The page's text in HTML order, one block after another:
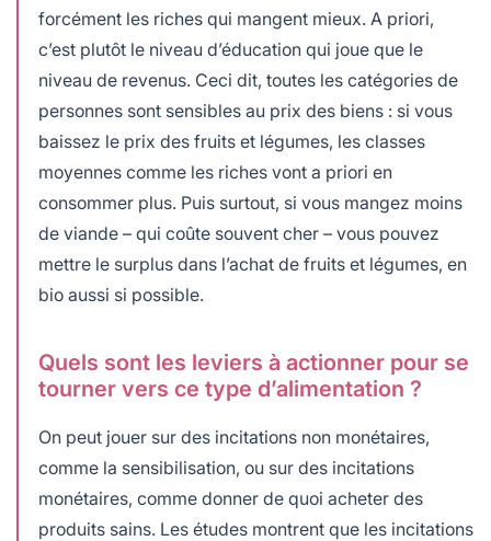
forcément les riches qui mangent mieux. A priori,
c’est plutôt le niveau d’éducation qui joue que le
niveau de revenus. Ceci dit, toutes les catégories de
personnes sont sensibles au prix des biens : si vous
baissez le prix des fruits et légumes, les classes
moyennes comme les riches vont a priori en
consommer plus. Puis surtout, si vous mangez moins
de viande – qui coûte souvent cher – vous pouvez
mettre le surplus dans l’achat de fruits et légumes, en
bio aussi si possible.
Quels sont les leviers à actionner pour se
tourner vers ce type d’alimentation ?
On peut jouer sur des incitations non monétaires,
comme la sensibilisation, ou sur des incitations
monétaires, comme donner de quoi acheter des
produits sains. Les études montrent que les incitations